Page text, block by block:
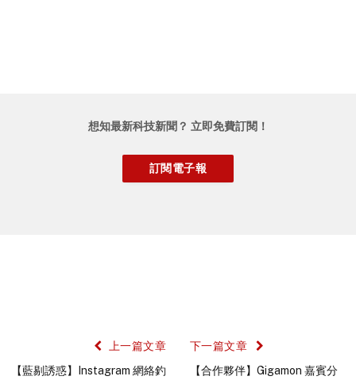
想知最新科技新聞？ 立即免費訂閱！
上一篇文章
【藍剔誘惑】Instagram 網絡釣
下一篇文章
【合作夥伴】Gigamon 嘉賓分